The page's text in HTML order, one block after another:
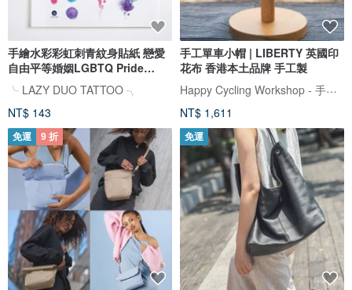
手繪水彩彩虹刺青紋身貼紙 戀愛
自由平等婚姻LGBTQ Pride
Rainbow
╰ LAZY DUO TATTOO ╮
NT$ 143
手工單車小帽 | LIBERTY 英國印
花布 香港本土品牌 手工製
Happy Cycling Workshop - 手工單車小帽
NT$ 1,611
免運 9 折 免運